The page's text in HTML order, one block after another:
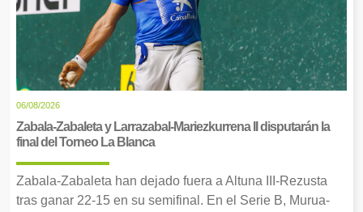
06/08/2026
Zabala-Zabaleta y Larrazabal-Mariezkurrena II disputarán la
final del Torneo La Blanca
Zabala-Zabaleta han dejado fuera a Altuna III-Rezusta
tras ganar 22-15 en su semifinal. En el Serie B, Murua-